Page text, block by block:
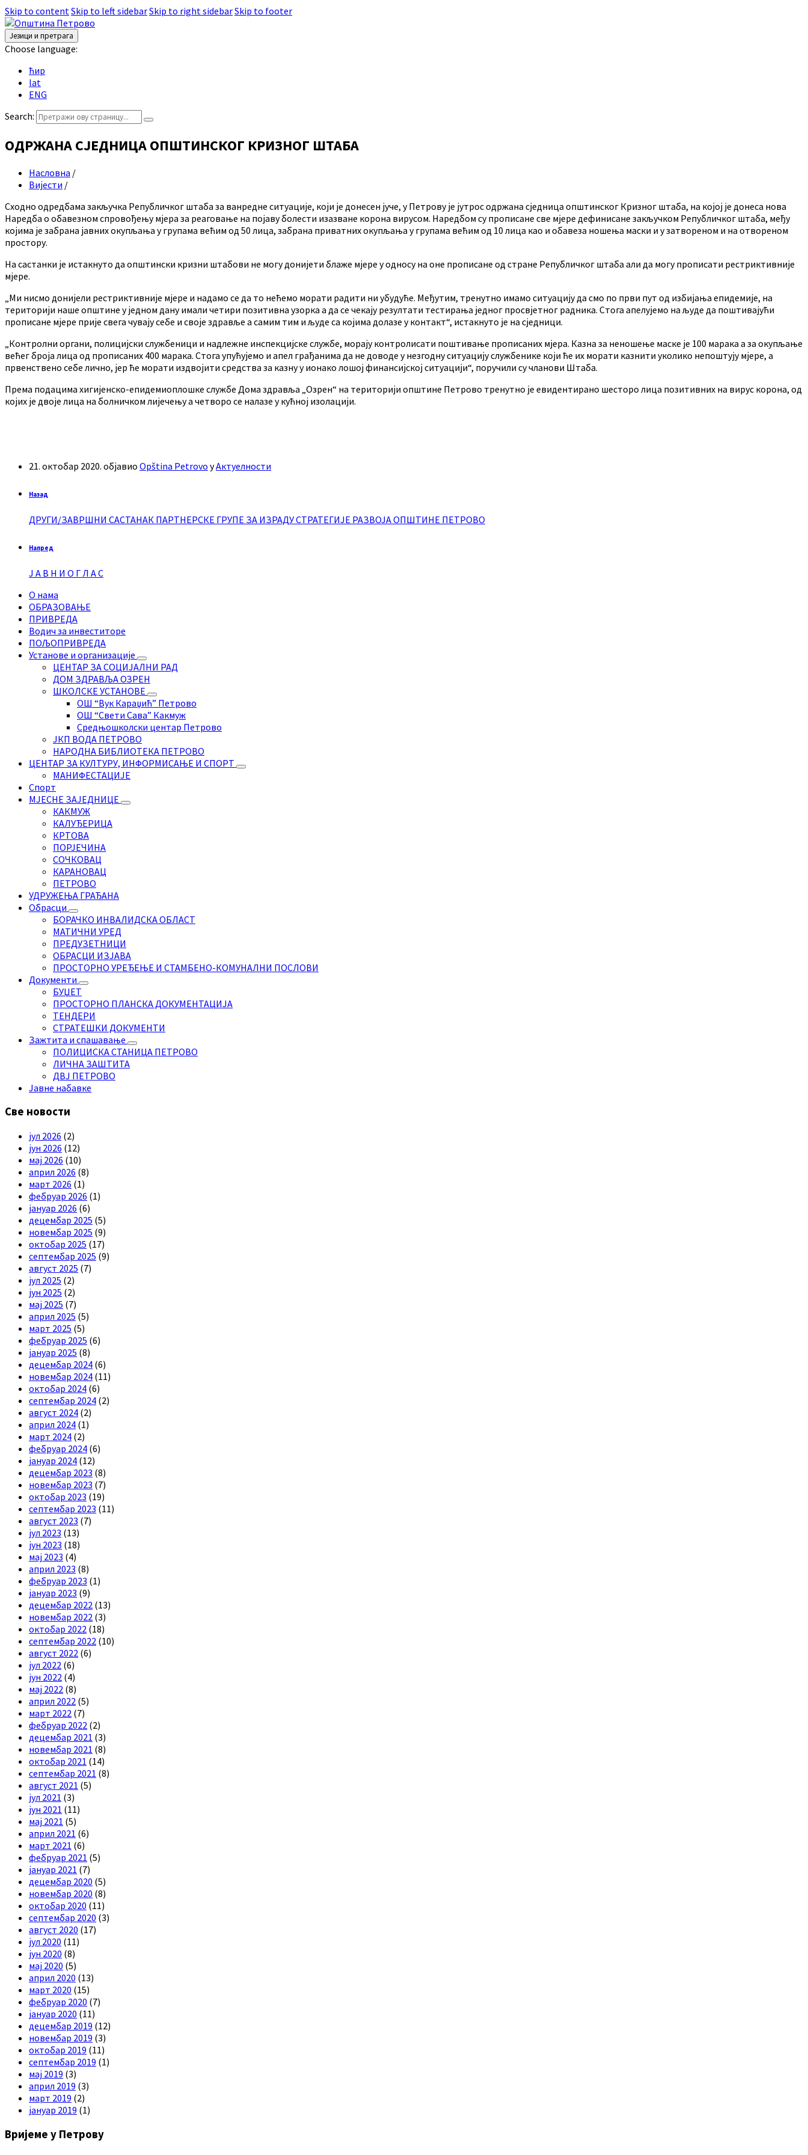
Skip to contentSkip to left sidebarSkip to right sidebarSkip to footer
Језици и претрага
Choose language:
ћир
lat
ENG
Search:
ОДРЖАНА СЈЕДНИЦА ОПШТИНСКОГ КРИЗНОГ ШТАБА
Насловна /
Вијести /
Сходно одредбама закључка Републичког штаба за ванредне ситуације, који је донесен јуче, у Петрову је јутрос одржана сједница општинског Кризног штаба, на којој је донеса нова
Наредба о обавезном спровођењу мјера за реаговање на појаву болести изазване корона вирусом. Наредбом су прописане све мјере дефинисане закључком Републичког штаба, међу
којима је забрана јавних окупљања у групама већим од 50 лица, забрана приватних окупљања у групама већим од 10 лица као и обавеза ношења маски и у затвореном и на отвореном
простору.
На састанки је истакнуто да општински кризни штабови не могу донијети блаже мјере у односу на оне прописане од стране Републичког штаба али да могу прописати рестриктивније
мјере.
„Ми нисмо донијели рестриктивније мјере и надамо се да то нећемо морати радити ни убудуће. Међутим, тренутно имамо ситуацију да смо по први пут од избијања епидемије, на
територији наше општине у једном дану имали четири позитивна узорка а да се чекају резултати тестирања једног просвјетног радника. Стога апелујемо на људе да поштивајући
прописане мјере прије свега чувају себе и своје здравље а самим тим и људе са којима долазе у контакт“, истакнуто је на сједници.
„Контролни органи, полицијски службеници и надлежне инспекцијске службе, морају контролисати поштивање прописаних мјера. Казна за неношење маске је 100 марака а за окупљање
већег броја лица од прописаних 400 марака. Стога упућујемо и апел грађанима да не доводе у незгодну ситуацију службенике који ће их морати казнити уколико непоштују мјере, а
првенствено себе лично, јер ће морати издвојити средства за казну у ионако лошој финансијској ситуацији“, поручили су чланови Штаба.
Према подацима хигијенско-епидемиоплошке службе Дома здравља „Озрен“ на територији општине Петрово тренутно је евидентирано шесторо лица позитивних на вирус корона, од
којих је двоје лица на болничком лијечењу а четворо се налазе у кућној изолацији.
21. октобар 2020. објавио Opština Petrovo уАктуелности
Назад
ДРУГИ/ЗАВРШНИ САСТАНАК ПАРТНЕРСКЕ ГРУПЕ ЗА ИЗРАДУ СТРАТЕГИЈЕ РАЗВОЈА ОПШТИНЕ ПЕТРОВО
Напред
Ј А В Н И О Г Л А С
О нама
ОБРАЗОВАЊЕ
ПРИВРЕДА
Водич за инвеститоре
ПОЉОПРИВРЕДА
Установе и организације
ЦЕНТАР ЗА СОЦИЈАЛНИ РАД
ДОМ ЗДРАВЉА ОЗРЕН
ШКОЛСКЕ УСТАНОВЕ
ОШ “Вук Караџић” Петрово
ОШ “Свети Сава” Какмуж
Средњошколски центар Петрово
ЈКП ВОДА ПЕТРОВО
НАРОДНА БИБЛИОТЕКА ПЕТРОВО
ЦЕНТАР ЗА КУЛТУРУ, ИНФОРМИСАЊЕ И СПОРТ
МАНИФЕСТАЦИЈЕ
Спорт
МЈЕСНЕ ЗАЈЕДНИЦЕ
КАКМУЖ
КАЛУЂЕРИЦА
КРТОВА
ПОРЈЕЧИНА
СОЧКОВАЦ
КАРАНОВАЦ
ПЕТРОВО
УДРУЖЕЊА ГРАЂАНА
Обрасци
БОРАЧКО ИНВАЛИДСКА ОБЛАСТ
МАТИЧНИ УРЕД
ПРЕДУЗЕТНИЦИ
ОБРАСЦИ ИЗЈАВА
ПРОСТОРНО УРЕЂЕЊЕ И СТАМБЕНО-КОМУНАЛНИ ПОСЛОВИ
Документи
БУЏЕТ
ПРОСТОРНО ПЛАНСКА ДОКУМЕНТАЦИЈА
ТЕНДЕРИ
СТРАТЕШКИ ДОКУМЕНТИ
Зажтита и спашавање
ПОЛИЦИСКА СТАНИЦА ПЕТРОВО
ЛИЧНА ЗАШТИТА
ДВЈ ПЕТРОВО
Јавне набавке
Све новости
јул 2026 (2)
јун 2026 (12)
мај 2026 (10)
април 2026 (8)
март 2026 (1)
фебруар 2026 (1)
јануар 2026 (6)
децембар 2025 (5)
новембар 2025 (9)
октобар 2025 (17)
септембар 2025 (9)
август 2025 (7)
јул 2025 (2)
јун 2025 (2)
мај 2025 (7)
април 2025 (5)
март 2025 (5)
фебруар 2025 (6)
јануар 2025 (8)
децембар 2024 (6)
новембар 2024 (11)
октобар 2024 (6)
септембар 2024 (2)
август 2024 (2)
април 2024 (1)
март 2024 (2)
фебруар 2024 (6)
јануар 2024 (12)
децембар 2023 (8)
новембар 2023 (7)
октобар 2023 (19)
септембар 2023 (11)
август 2023 (7)
јул 2023 (13)
јун 2023 (18)
мај 2023 (4)
април 2023 (8)
фебруар 2023 (1)
јануар 2023 (9)
децембар 2022 (13)
новембар 2022 (3)
октобар 2022 (18)
септембар 2022 (10)
август 2022 (6)
јул 2022 (6)
јун 2022 (4)
мај 2022 (8)
април 2022 (5)
март 2022 (7)
фебруар 2022 (2)
децембар 2021 (3)
новембар 2021 (8)
октобар 2021 (14)
септембар 2021 (8)
август 2021 (5)
јул 2021 (3)
јун 2021 (11)
мај 2021 (5)
април 2021 (6)
март 2021 (6)
фебруар 2021 (5)
јануар 2021 (7)
децембар 2020 (5)
новембар 2020 (8)
октобар 2020 (11)
септембар 2020 (3)
август 2020 (17)
јул 2020 (11)
јун 2020 (8)
мај 2020 (5)
април 2020 (13)
март 2020 (15)
фебруар 2020 (7)
јануар 2020 (11)
децембар 2019 (12)
новембар 2019 (3)
октобар 2019 (11)
септембар 2019 (1)
мај 2019 (3)
април 2019 (3)
март 2019 (2)
јануар 2019 (1)
Вријеме у Петрову